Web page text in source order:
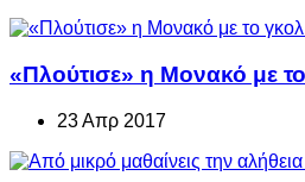
«Πλούτισε» η Μονακό με
23 Απρ 2017